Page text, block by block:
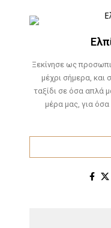
Ξεκίνησε ως
μέχρι σήμερα, και
ταξίδι σε όσα απλά
μέρα μας, για